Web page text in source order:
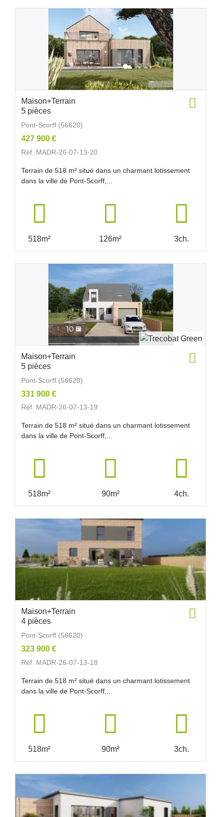
Maison+Terrain
5 pièces
Pont-Scorff (56620)
427 900 €
Réf. MADR-26-07-13-20
Terrain de 518 m² situé dans un charmant lotissement
dans la ville de Pont-Scorff,...
518m² 126m² 3ch.
Maison+Terrain
5 pièces
Pont-Scorff (56620)
331 900 €
Réf. MADR-26-07-13-19
Terrain de 518 m² situé dans un charmant lotissement
dans la ville de Pont-Scorff,...
518m² 90m² 4ch.
Maison+Terrain
4 pièces
Pont-Scorff (56620)
323 900 €
Réf. MADR-26-07-13-18
Terrain de 518 m² situé dans un charmant lotissement
dans la ville de Pont-Scorff,...
518m² 90m² 3ch.